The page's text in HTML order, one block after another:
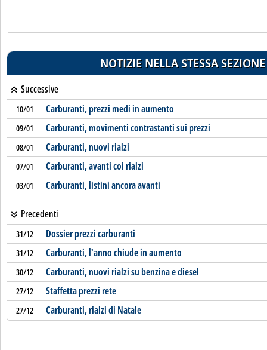
NOTIZIE NELLA STESSA SEZIONE
Successive
10/01 Carburanti, prezzi medi in aumento
09/01 Carburanti, movimenti contrastanti sui prezzi
08/01 Carburanti, nuovi rialzi
07/01 Carburanti, avanti coi rialzi
03/01 Carburanti, listini ancora avanti
Precedenti
31/12 Dossier prezzi carburanti
31/12 Carburanti, l'anno chiude in aumento
30/12 Carburanti, nuovi rialzi su benzina e diesel
27/12 Staffetta prezzi rete
27/12 Carburanti, rialzi di Natale